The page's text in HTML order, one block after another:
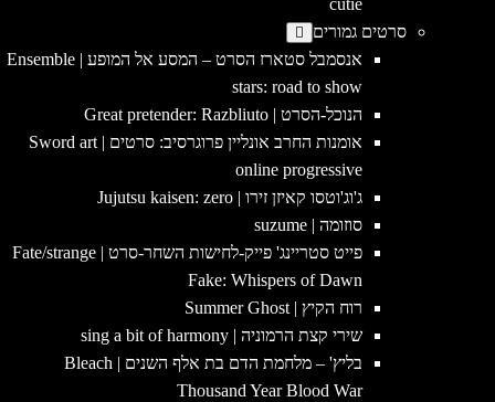
cutie
סרטים גמורים
אנסמבל סטארז הסרט – המסע אל המופע | Ensemble
stars: road to show
הנוכל-הסרט | Great pretender: Razbliuto
אומנות החרב אונליין פרוגרסיב: סרטים | Sword art
online progressive
ג'וג'וטסו קאיזן זירו | Jujutsu kaisen: zero
סוזומה | suzume
פייט סטריינג' פייק-לחישות השחר-סרט | Fate/strange
Fake: Whispers of Dawn
רוח הקיץ | Summer Ghost
שירי קצת הרמוניה | sing a bit of harmony
בליץ' – מלחמת הדם בת אלף השנים | Bleach
Thousand Year Blood War